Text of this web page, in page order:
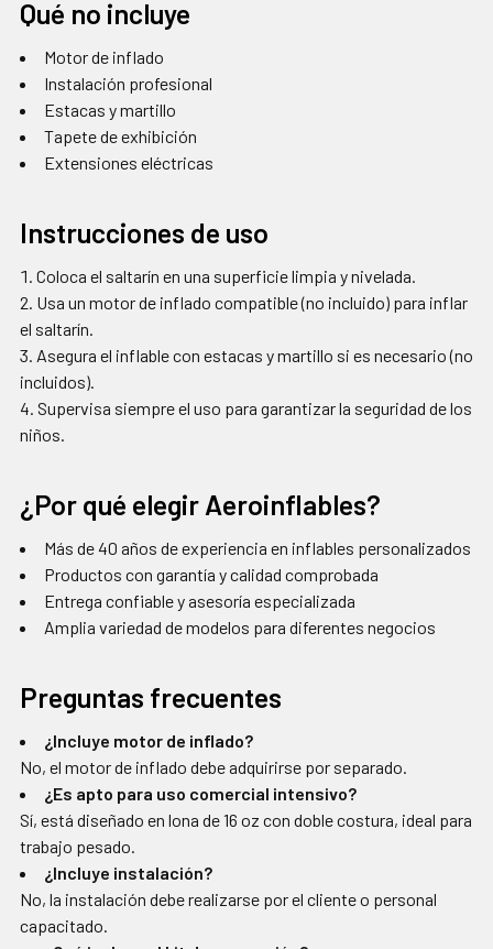
Qué no incluye
Motor de inflado
Instalación profesional
Estacas y martillo
Tapete de exhibición
Extensiones eléctricas
Instrucciones de uso
Coloca el saltarín en una superficie limpia y nivelada.
Usa un motor de inflado compatible (no incluido) para inflar
el saltarín.
Asegura el inflable con estacas y martillo si es necesario (no
incluidos).
Supervisa siempre el uso para garantizar la seguridad de los
niños.
¿Por qué elegir Aeroinflables?
Más de 40 años de experiencia en inflables personalizados
Productos con garantía y calidad comprobada
Entrega confiable y asesoría especializada
Amplia variedad de modelos para diferentes negocios
Preguntas frecuentes
¿Incluye motor de inflado?
No, el motor de inflado debe adquirirse por separado.
¿Es apto para uso comercial intensivo?
Sí, está diseñado en lona de 16 oz con doble costura, ideal para
trabajo pesado.
¿Incluye instalación?
No, la instalación debe realizarse por el cliente o personal
capacitado.